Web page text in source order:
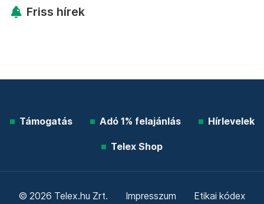
Friss hírek
Támogatás Adó 1% felajánlás Hírlevelek
Telex Shop
© 2026 Telex.hu Zrt. Impresszum Etikai kódex